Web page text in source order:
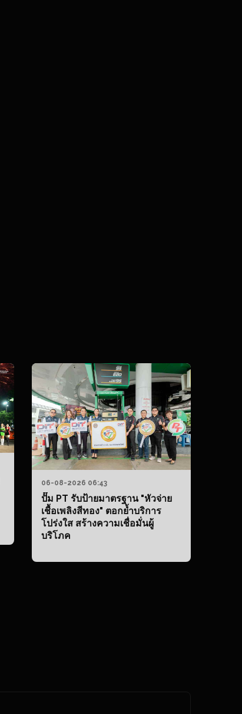
06-08-2026 06:43
ปั๊ม PT รับป้ายมาตรฐาน "หัวจ่าย
เชื้อเพลิงสีทอง" ตอกย้ำบริการ
โปร่งใส สร้างความเชื่อมั่นผู้
บริโภค